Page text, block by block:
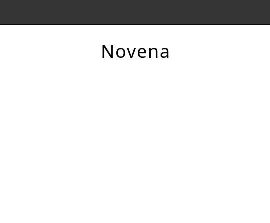
Novena